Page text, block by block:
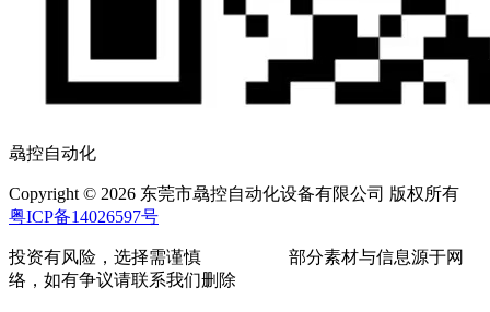
骉控自动化
Copyright © 2026 东莞市骉控自动化设备有限公司 版权所有
粤ICP备14026597号
投资有风险，选择需谨慎 部分素材与信息源于网
络，如有争议请联系我们删除